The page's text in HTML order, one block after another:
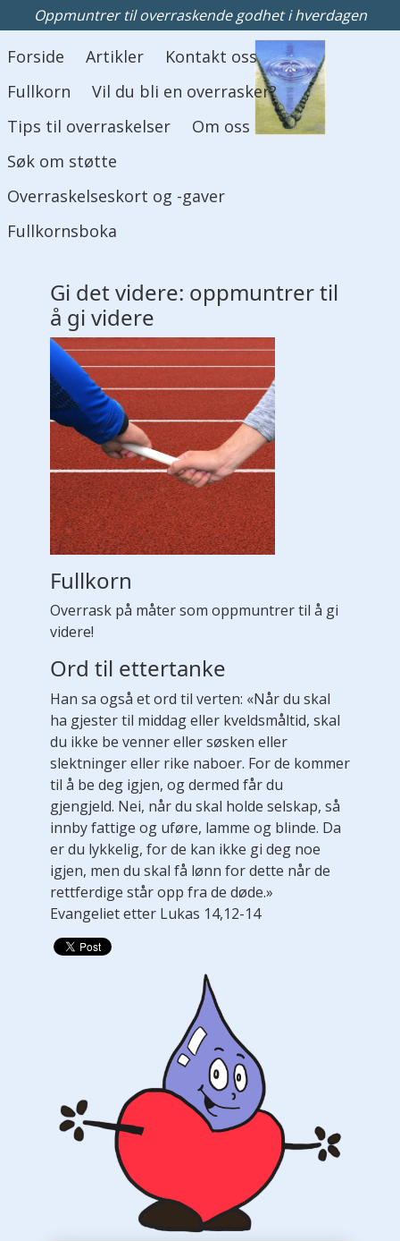
Oppmuntrer til overraskende godhet i hverdagen
Hovedmeny
Forside Artikler
Kontakt oss
Fullkorn
Vil du bli en overrasker?
Tips til overraskelser
Om oss
Søk om støtte
Overraskelseskort og -gaver
Fullkornsboka
Gi det videre: oppmuntrer til
å gi videre
Fullkorn
Overrask på måter som oppmuntrer til å gi
videre!
Ord til ettertanke
Han sa også et ord til verten: «Når du skal
ha gjester til middag eller kveldsmåltid, skal
du ikke be venner eller søsken eller
slektninger eller rike naboer. For de kommer
til å be deg igjen, og dermed får du
gjengjeld. Nei, når du skal holde selskap, så
innby fattige og uføre, lamme og blinde. Da
er du lykkelig, for de kan ikke gi deg noe
igjen, men du skal få lønn for dette når de
rettferdige står opp fra de døde.»
Evangeliet etter Lukas 14,12-14